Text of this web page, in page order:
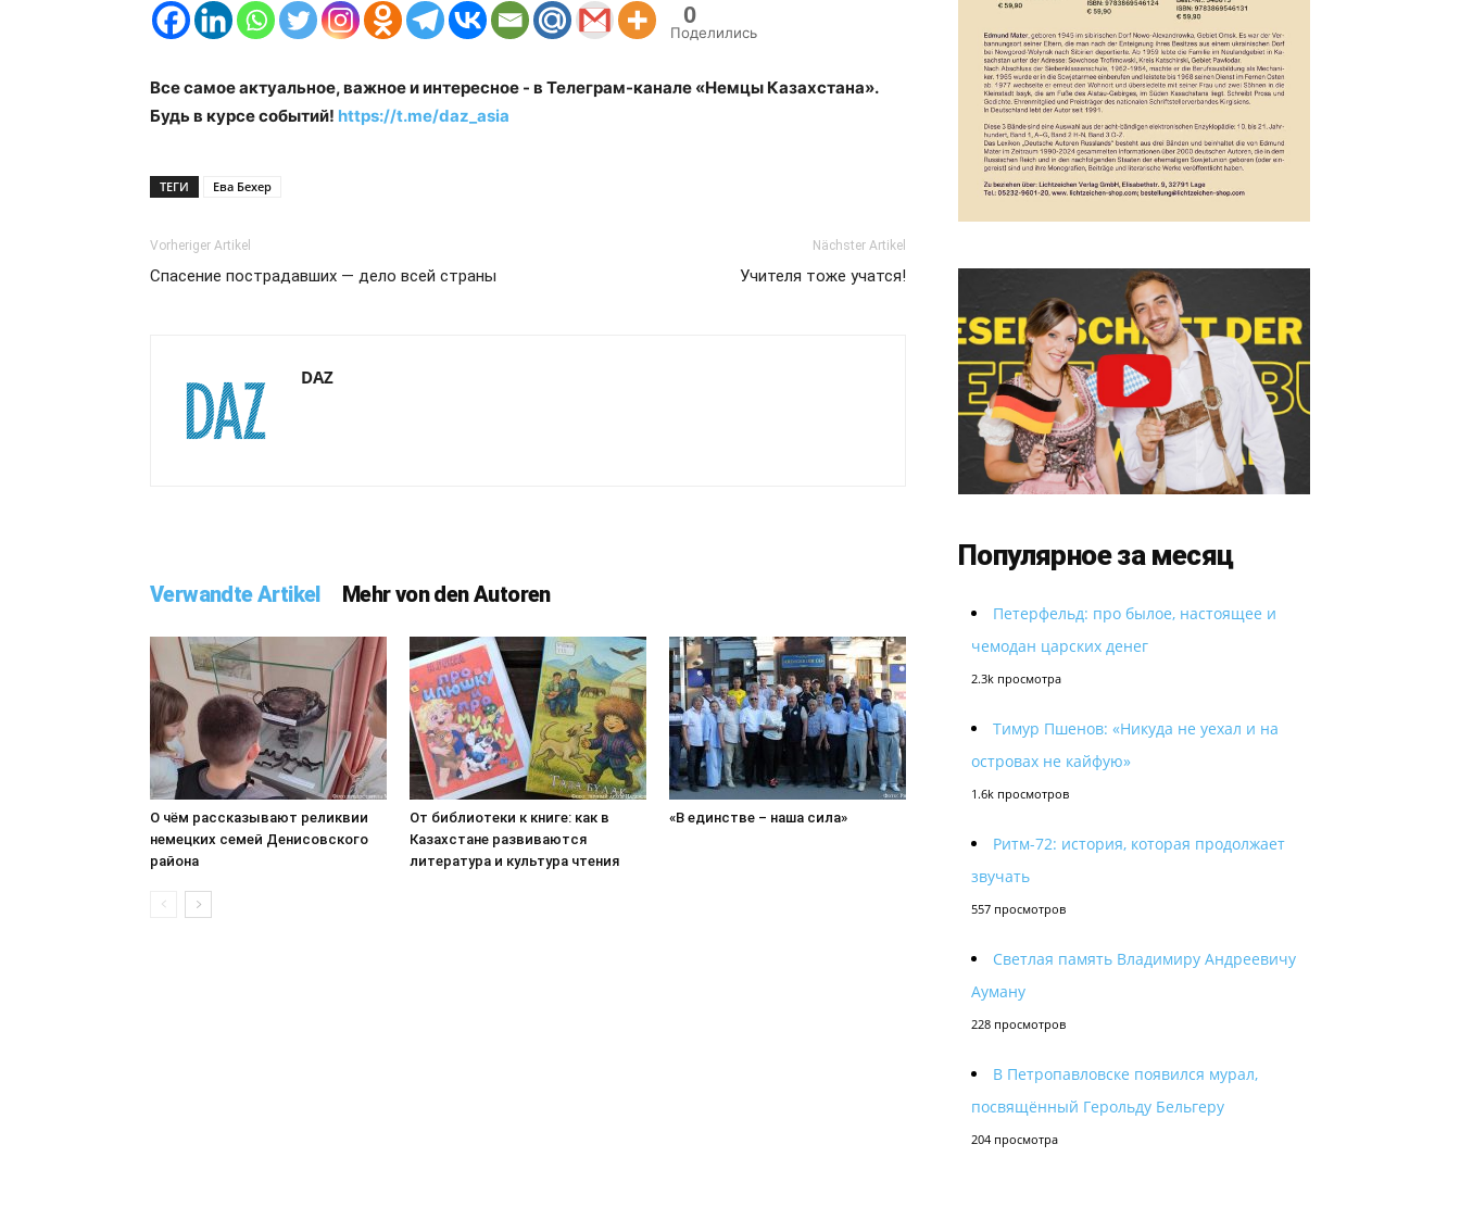
0
Поделились
Все самое актуальное, важное и интересное - в Телеграм-канале «Немцы Казахстана».
Будь в курсе событий! https://t.me/daz_asia
ТЕГИ Ева Бехер
Vorheriger Artikel
Спасение пострадавших — дело всей страны
Nächster Artikel
Учителя тоже учатся!
DAZ
Verwandte Artikel Mehr von den Autoren
О чём рассказывают реликвии
немецких семей Денисовского
района
От библиотеки к книге: как в
Казахстане развиваются
литература и культура чтения
«В единстве – наша сила»
Популярное за месяц
Петерфельд: про былое, настоящее и
чемодан царских денег
2.3k просмотра
Тимур Пшенов: «Никуда не уехал и на
островах не кайфую»
1.6k просмотров
Ритм-72: история, которая продолжает
звучать
557 просмотров
Светлая память Владимиру Андреевичу
Ауману
228 просмотров
В Петропавловске появился мурал,
посвящённый Герольду Бельгеру
204 просмотра